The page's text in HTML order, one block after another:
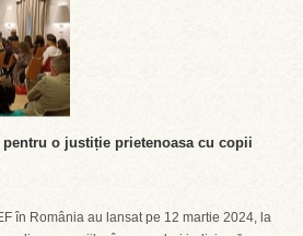
o justiție prietenoasa cu copii
în România au lansat pe 12 martie 2024, la